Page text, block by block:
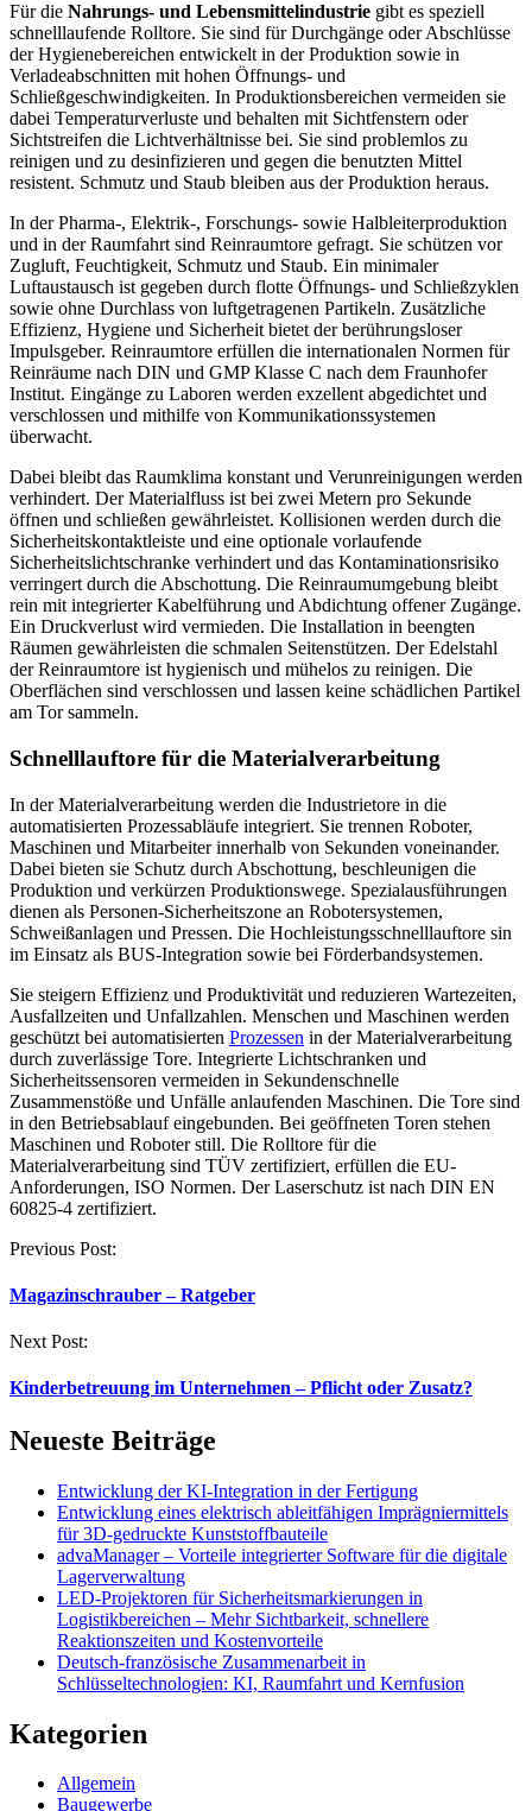
Für die Nahrungs- und Lebensmittelindustrie gibt es speziell
schnelllaufende Rolltore. Sie sind für Durchgänge oder Abschlüsse
der Hygienebereichen entwickelt in der Produktion sowie in
Verladeabschnitten mit hohen Öffnungs- und
Schließgeschwindigkeiten. In Produktionsbereichen vermeiden sie
dabei Temperaturverluste und behalten mit Sichtfenstern oder
Sichtstreifen die Lichtverhältnisse bei. Sie sind problemlos zu
reinigen und zu desinfizieren und gegen die benutzten Mittel
resistent. Schmutz und Staub bleiben aus der Produktion heraus.
In der Pharma-, Elektrik-, Forschungs- sowie Halbleiterproduktion
und in der Raumfahrt sind Reinraumtore gefragt. Sie schützen vor
Zugluft, Feuchtigkeit, Schmutz und Staub. Ein minimaler
Luftaustausch ist gegeben durch flotte Öffnungs- und Schließzyklen
sowie ohne Durchlass von luftgetragenen Partikeln. Zusätzliche
Effizienz, Hygiene und Sicherheit bietet der berührungsloser
Impulsgeber. Reinraumtore erfüllen die internationalen Normen für
Reinräume nach DIN und GMP Klasse C nach dem Fraunhofer
Institut. Eingänge zu Laboren werden exzellent abgedichtet und
verschlossen und mithilfe von Kommunikationssystemen
überwacht.
Dabei bleibt das Raumklima konstant und Verunreinigungen werden
verhindert. Der Materialfluss ist bei zwei Metern pro Sekunde
öffnen und schließen gewährleistet. Kollisionen werden durch die
Sicherheitskontaktleiste und eine optionale vorlaufende
Sicherheitslichtschranke verhindert und das Kontaminationsrisiko
verringert durch die Abschottung. Die Reinraumumgebung bleibt
rein mit integrierter Kabelführung und Abdichtung offener Zugänge.
Ein Druckverlust wird vermieden. Die Installation in beengten
Räumen gewährleisten die schmalen Seitenstützen. Der Edelstahl
der Reinraumtore ist hygienisch und mühelos zu reinigen. Die
Oberflächen sind verschlossen und lassen keine schädlichen Partikel
am Tor sammeln.
Schnelllauftore für die Materialverarbeitung
In der Materialverarbeitung werden die Industrietore in die
automatisierten Prozessabläufe integriert. Sie trennen Roboter,
Maschinen und Mitarbeiter innerhalb von Sekunden voneinander.
Dabei bieten sie Schutz durch Abschottung, beschleunigen die
Produktion und verkürzen Produktionswege. Spezialausführungen
dienen als Personen-Sicherheitszone an Robotersystemen,
Schweißanlagen und Pressen. Die Hochleistungsschnelllauftore sin
im Einsatz als BUS-Integration sowie bei Förderbandsystemen.
Sie steigern Effizienz und Produktivität und reduzieren Wartezeiten,
Ausfallzeiten und Unfallzahlen. Menschen und Maschinen werden
geschützt bei automatisierten Prozessen in der Materialverarbeitung
durch zuverlässige Tore. Integrierte Lichtschranken und
Sicherheitssensoren vermeiden in Sekundenschnelle
Zusammenstöße und Unfälle anlaufenden Maschinen. Die Tore sind
in den Betriebsablauf eingebunden. Bei geöffneten Toren stehen
Maschinen und Roboter still. Die Rolltore für die
Materialverarbeitung sind TÜV zertifiziert, erfüllen die EU-
Anforderungen, ISO Normen. Der Laserschutz ist nach DIN EN
60825-4 zertifiziert.
Post
Previous Post:
Magazinschrauber – Ratgeber
Next Post:
Kinderbetreuung im Unternehmen – Pflicht oder Zusatz?
Neueste Beiträge
Entwicklung der KI-Integration in der Fertigung
Entwicklung eines elektrisch ableitfähigen Imprägniermittels
für 3D-gedruckte Kunststoffbauteile
advaManager – Vorteile integrierter Software für die digitale
Lagerverwaltung
LED-Projektoren für Sicherheitsmarkierungen in
Logistikbereichen – Mehr Sichtbarkeit, schnellere
Reaktionszeiten und Kostenvorteile
Deutsch-französische Zusammenarbeit in
Schlüsseltechnologien: KI, Raumfahrt und Kernfusion
Kategorien
Allgemein
Baugewerbe